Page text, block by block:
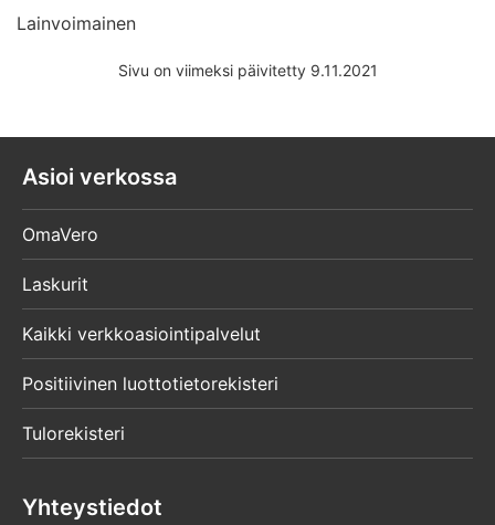
Lainvoimainen
Sivu on viimeksi päivitetty 9.11.2021
Asioi verkossa
OmaVero
Laskurit
Kaikki verkkoasiointipalvelut
Positiivinen luottotietorekisteri
Tulorekisteri
Yhteystiedot